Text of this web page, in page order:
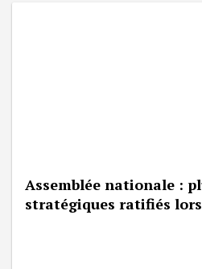
Assemblée nationale :
stratégiques ratifiés